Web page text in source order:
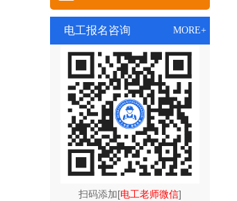
电工报名咨询 MORE+
扫码添加[电工老师微信]